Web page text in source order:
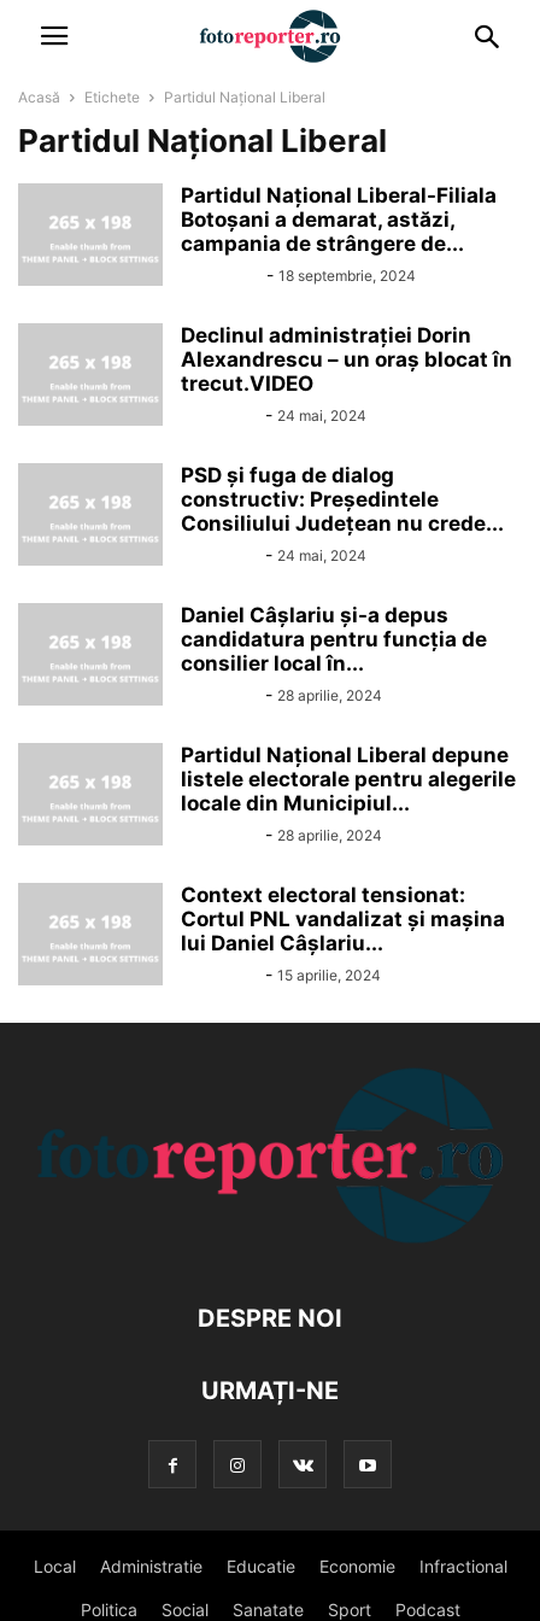
Acasă Etichete Partidul Național Liberal
Partidul Național Liberal
Partidul Național Liberal-Filiala
Botoșani a demarat, astăzi,
campania de strângere de...
- 18 septembrie, 2024
Declinul administrației Dorin
Alexandrescu – un oraș blocat în
trecut.VIDEO
- 24 mai, 2024
PSD și fuga de dialog
constructiv: Președintele
Consiliului Județean nu crede...
- 24 mai, 2024
Daniel Câșlariu și-a depus
candidatura pentru funcția de
consilier local în...
- 28 aprilie, 2024
Partidul Național Liberal depune
listele electorale pentru alegerile
locale din Municipiul...
- 28 aprilie, 2024
Context electoral tensionat:
Cortul PNL vandalizat și mașina
lui Daniel Câșlariu...
- 15 aprilie, 2024
DESPRE NOI
URMAȚI-NE
Local Administratie Educatie Economie Infractional
Politica Social Sanatate Sport Podcast